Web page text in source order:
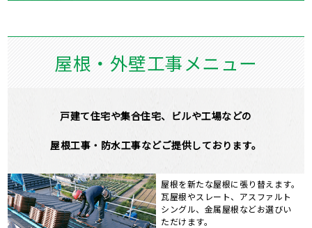
屋根・外壁工事メニュー
戸建て住宅や集合住宅、ビルや工場などの
屋根工事・防水工事などご提供しております。
屋根を新たな屋根に張り替えます。
瓦屋根やスレート、アスファルト
シングル、金属屋根などお選びい
ただけます。